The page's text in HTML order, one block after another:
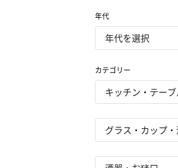
年代
カテゴリー